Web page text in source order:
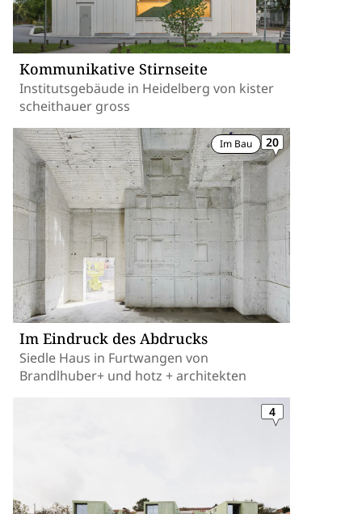
Kommunikative Stirnseite
Institutsgebäude in Heidelberg von kister
scheithauer gross
Im Eindruck des Abdrucks
Siedle Haus in Furtwangen von
Brandlhuber+ und hotz + architekten
Im Bau 20
4